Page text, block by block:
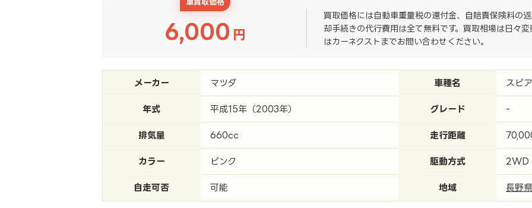
6,000 円
買取価格には自動車重量税の還付金、自賠責保険料の
却手続きの代行費用は全て無料です。買取相場は日々
はカーネクストまでお問い合わせください。
メーカー マツダ 車種名 スピ
年式 平成15年（2003年） グレード -
排気量 660cc 走行距離
カラー ピンク 駆動方式 2WD
自走可否 可能 地域 長野県